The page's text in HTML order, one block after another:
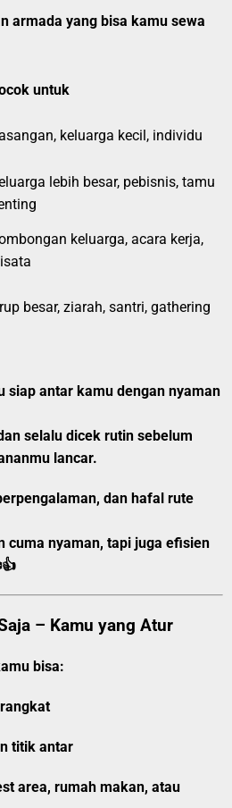
armada yang bisa kamu sewa
untuk
keluarga kecil, individu
lebih besar, pebisnis, tamu
keluarga, acara kerja,
besar, ziarah, santri, gathering
siap antar kamu dengan nyaman
selalu dicek rutin sebelum
lancar.
dan hafal rute
cuma nyaman, tapi juga efisien
– Kamu yang Atur
bisa:
titik antar
area, rumah makan, atau